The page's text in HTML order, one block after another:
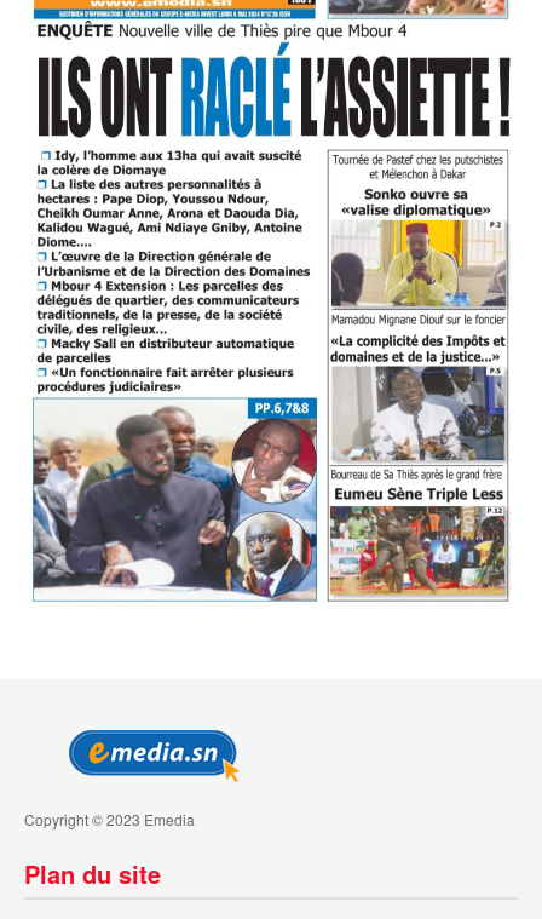
Copyright © 2023 Emedia
Plan du site